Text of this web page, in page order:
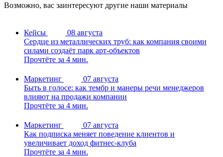
Возможно, вас заинтересуют другие наши материалы
Кейсы
08 августа
Сердце из металлических труб: как компания своими
силами создаёт парк арт-объектов
Прочтёте за 4 мин.
Маркетинг
07 августа
Быть в голосе: как тембр и манеры речи менеджеров
влияют на продажи компании
Прочтёте за 4 мин.
Маркетинг
07 августа
Как подписка меняет поведение клиентов и
увеличивает доход фитнес-клуба
Прочтёте за 4 мин.